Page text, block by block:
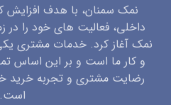
نمک سمنان، با هدف
داخلی، فعالیت های خود را در
نمک آغاز کرد. خدمات مشتری
و کار ما است و بر این اساس
رضایت مشتری و تجربه خرید
است.